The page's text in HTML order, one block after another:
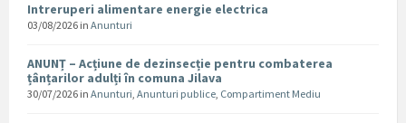
Intreruperi alimentare energie electrica
03/08/2026 in Anunturi
ANUNȚ – Acțiune de dezinsecție pentru combaterea
țânțarilor adulți în comuna Jilava
30/07/2026 in Anunturi, Anunturi publice, Compartiment Mediu